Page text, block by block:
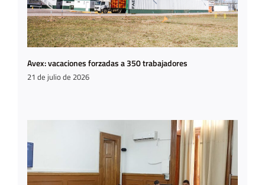
Avex: vacaciones forzadas a 350 trabajadores
21 de julio de 2026